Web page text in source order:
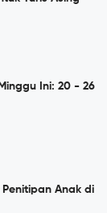
Ini: 20 - 26
Penitipan Anak di